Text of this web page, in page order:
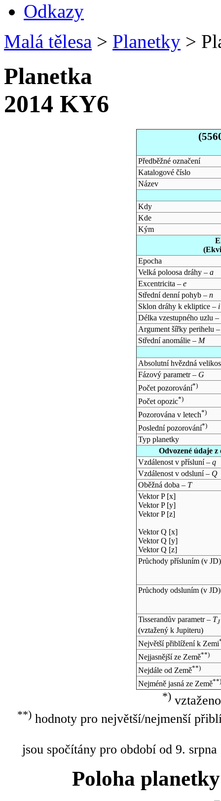
Odkazy
Malá tělesa > Planetky >
Planetka
2014 KY6
Předběžné označení
Katalogové číslo
Název
Kdy
Kde
Kým
Epocha
Velká poloosa dráhy – a
Excentricita – e
Střední denní pohyb – n
Sklon dráhy k ekliptice – i
Délka vzestupného uzlu –
Argument šířky perihelu
Střední anomálie – M
Absolutní hvězdná
Fázový parametr – G
Počet pozorování*)
Počet opozic*)
Pozorována v letech*)
Poslední pozorování*)
Typ planetky
Odvozené údaje
Vzdálenost v přísluní – q
Vzdálenost v odsluní – Q
Oběžná doba – T
Vektor P [x]
Vektor P [y]
Vektor P [z]
Vektor Q [x]
Vektor Q [y]
Vektor Q [z]
Průchody přísluním (v JD)
Průchody odsluním (v JD)
Tisserandův parametr – TJ
(vztažený k Jupiteru)
Největší přiblížení k Zemi
Nejjasnější ze Země**)
Nejdále od Země**)
Nejméně jasná ze Země**)
*)
**)hodnoty pro největší/nejmenší
jsou spočítány pro období od 9.
Poloha